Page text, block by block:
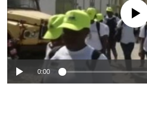
No media source
0:00